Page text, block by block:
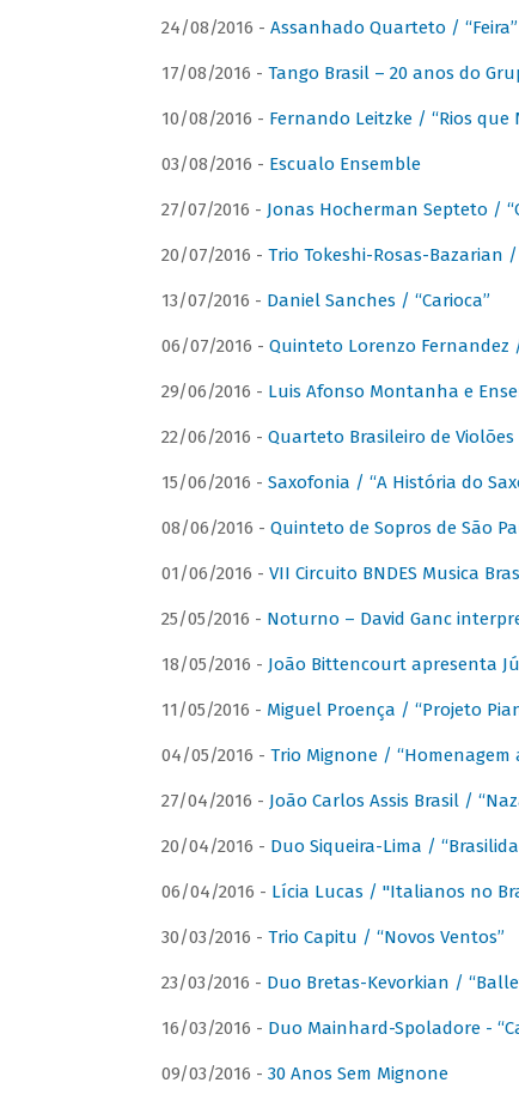
24/08/2016 - Assanhado Quarteto / “Feira”
17/08/2016 - Tango Brasil – 20 anos do
10/08/2016 - Fernando Leitzke / “Rios que
03/08/2016 - Escualo Ensemble
27/07/2016 - Jonas Hocherman Septeto /
20/07/2016 - Trio Tokeshi-Rosas-Bazarian
13/07/2016 - Daniel Sanches / “Carioca”
06/07/2016 - Quinteto Lorenzo Fernandez
29/06/2016 - Luis Afonso Montanha e
22/06/2016 - Quarteto Brasileiro de Violões
15/06/2016 - Saxofonia / “A História do
08/06/2016 - Quinteto de Sopros de São
01/06/2016 - VII Circuito BNDES Musica
25/05/2016 - Noturno – David Ganc
18/05/2016 - João Bittencourt apresenta
11/05/2016 - Miguel Proença / “Projeto
04/05/2016 - Trio Mignone / “Homenagem
27/04/2016 - João Carlos Assis Brasil /
20/04/2016 - Duo Siqueira-Lima /
06/04/2016 - Lícia Lucas / "Italianos no
30/03/2016 - Trio Capitu / “Novos Ventos”
23/03/2016 - Duo Bretas-Kevorkian /
16/03/2016 - Duo Mainhard-Spoladore -
09/03/2016 - 30 Anos Sem Mignone